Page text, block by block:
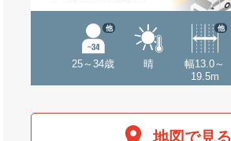
25～34歳
他
晴
幅13.0～
19.5m
他
地図で見る